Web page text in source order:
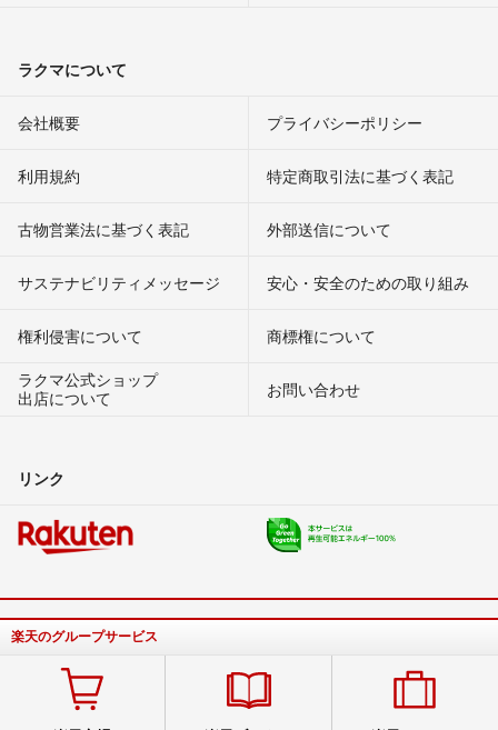
ラクマについて
会社概要 プライバシーポリシー
利用規約 特定商取引法に基づく表記
古物営業法に基づく表記 外部送信について
サステナビリティメッセージ 安心・安全のための取り組み
権利侵害について
商標権について
ラクマ公式ショップ
出店について
お問い合わせ
リンク
楽天のグループサービス